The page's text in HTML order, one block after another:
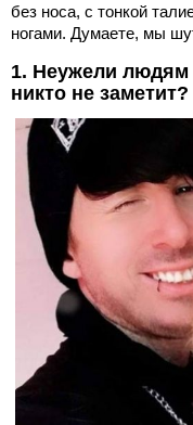
без носа, с тонкой
ногами. Думаете, мы
1. Неужели людям
никто не заметит?